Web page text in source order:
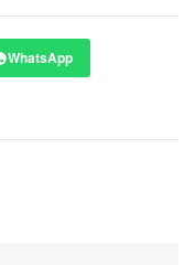
WhatsApp